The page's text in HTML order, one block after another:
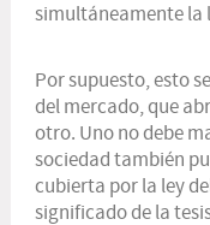
simultáneamente la
Por supuesto, esto
del mercado, que
otro. Uno no debe
sociedad también
cubierta por la ley
significado de la